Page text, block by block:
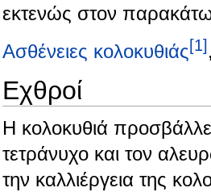
εκτενώς στον
Ασθένειες κολοκυθιάς[1]
Εχθροί
Η κολοκυθιά
τετράνυχο και τον
την καλλιέργεια της